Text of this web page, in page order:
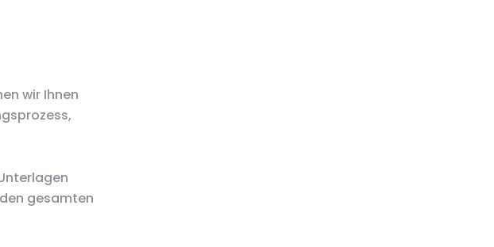
wir Ihnen
gesamten